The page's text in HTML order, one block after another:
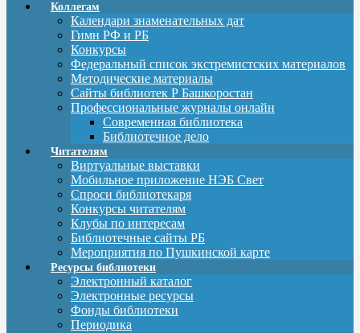
Коллегам
Календари знаменательных дат
Гимн РФ и РБ
Конкурсы
Федеральный список экстремистских материалов
Методические материалы
Сайты библиотек Р Башкоростан
Профессиональные журналы онлайн
Современная библиотека
Библиотечное дело
Читателям
Виртуальные выставки
Мобильное приложение НЭБ Свет
Спроси библиотекаря
Конкурсы читателям
Клубы по интересам
Библиотечные сайты РБ
Мероприятия по Пушкинской карте
Ресурсы библиотеки
Электронный каталог
Электронные ресурсы
Фонды библиотеки
Периодика